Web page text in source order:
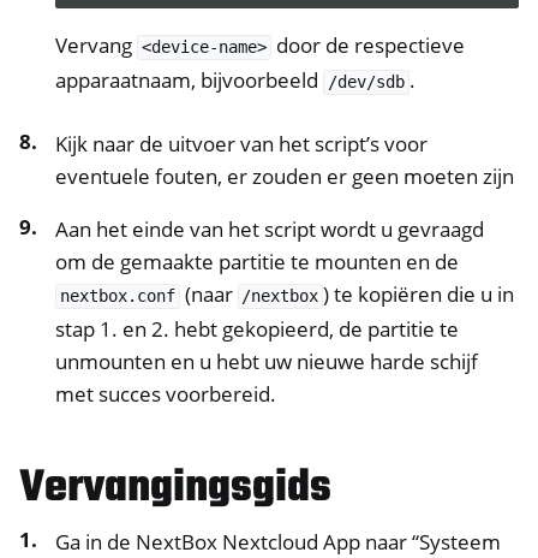
Vervang <device-name> door de respectieve
apparaatnaam, bijvoorbeeld
/dev/sdb .
Kijk naar de uitvoer van het script’s voor
eventuele fouten, er zouden er geen moeten zijn
Aan het einde van het script wordt u gevraagd
om de gemaakte partitie te mounten en de
nextbox.conf (naar /nextbox ) te kopiëren die u in
stap 1. en 2. hebt gekopieerd, de partitie te
unmounten en u hebt uw nieuwe harde schijf
met succes voorbereid.
Vervangingsgids
Ga in de NextBox Nextcloud App naar “Systeem